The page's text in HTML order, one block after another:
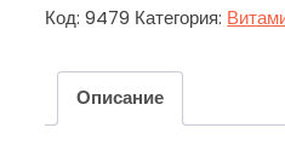
Код:9479 Категория:
Описание